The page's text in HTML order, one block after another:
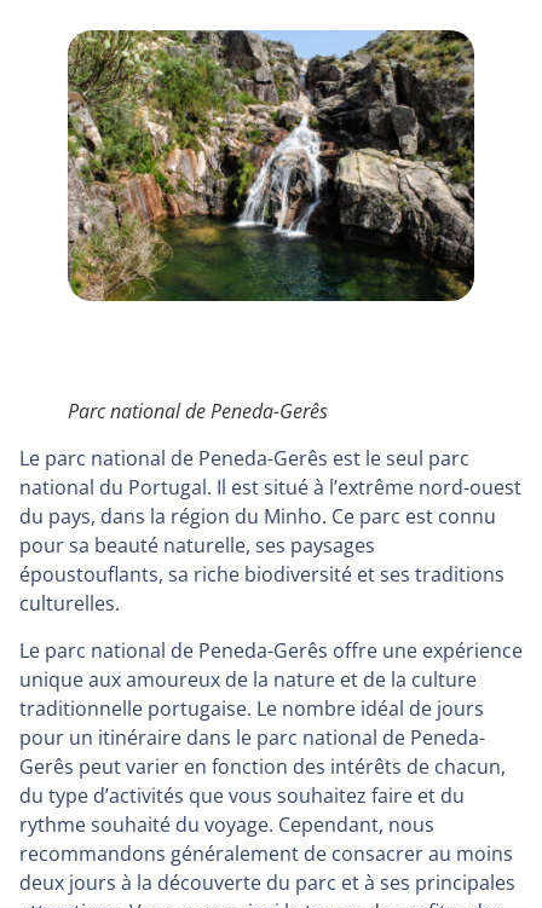
Parc national de Peneda-Gerês
Le parc national de Peneda-Gerês est le seul parc
national du Portugal. Il est situé à l’extrême nord-ouest
du pays, dans la région du Minho. Ce parc est connu
pour sa beauté naturelle, ses paysages
époustouflants, sa riche biodiversité et ses traditions
culturelles.
Le parc national de Peneda-Gerês offre une expérience
unique aux amoureux de la nature et de la culture
traditionnelle portugaise. Le nombre idéal de jours
pour un itinéraire dans le parc national de Peneda-
Gerês peut varier en fonction des intérêts de chacun,
du type d’activités que vous souhaitez faire et du
rythme souhaité du voyage. Cependant, nous
recommandons généralement de consacrer au moins
deux jours à la découverte du parc et à ses principales